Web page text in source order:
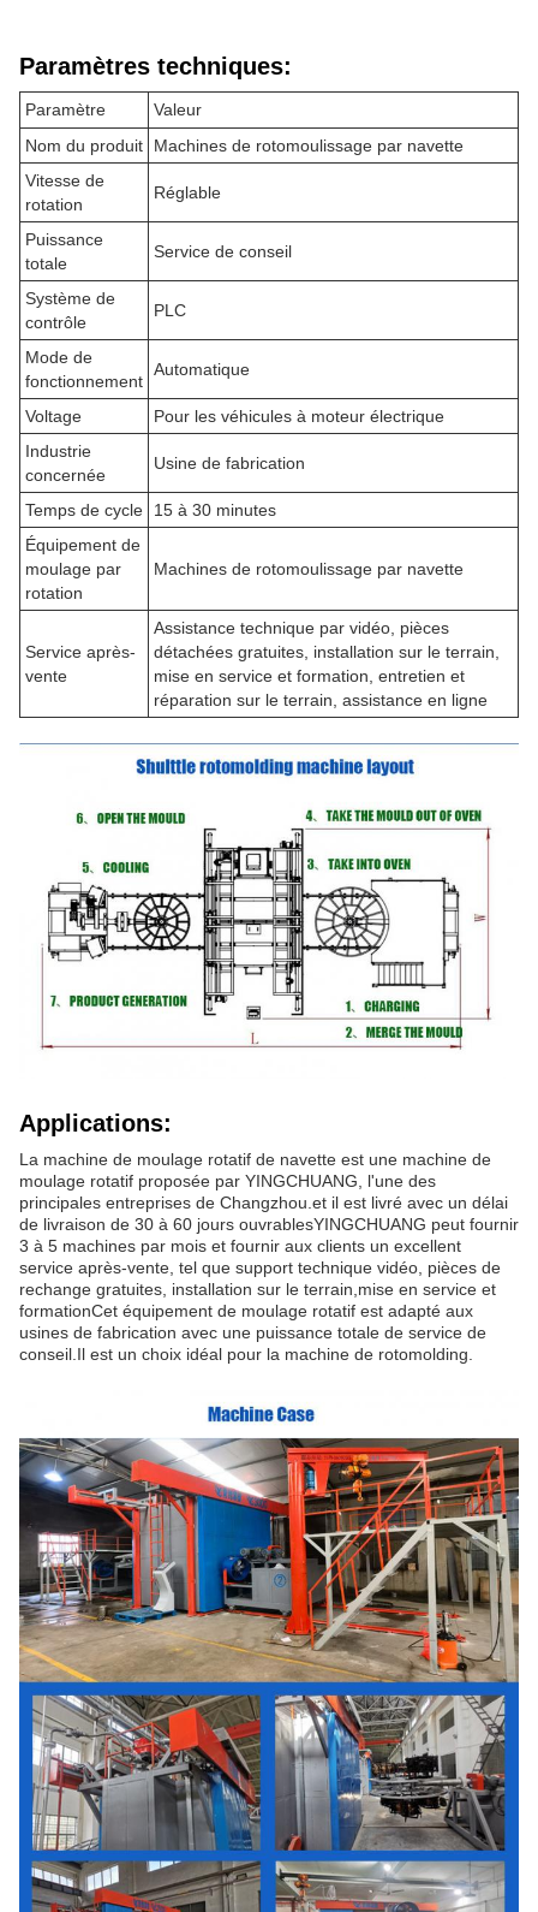
Paramètres techniques:
Paramètre
Valeur
Nom du produit
Machines de rotomoulissage par navette
Vitesse de
rotation
Réglable
Puissance
totale
Service de conseil
Système de
contrôle
PLC
Mode de
fonctionnement
Automatique
Voltage
Pour les véhicules à moteur électrique
Industrie
concernée
Usine de fabrication
Temps de cycle
15 à 30 minutes
Équipement de
moulage par
rotation
Machines de rotomoulissage par navette
Service après-
vente
Assistance technique par vidéo, pièces
détachées gratuites, installation sur le terrain,
mise en service et formation, entretien et
réparation sur le terrain, assistance en ligne
Applications:
La machine de moulage rotatif de navette est une machine de
moulage rotatif proposée par YINGCHUANG, l'une des
principales entreprises de Changzhou.et il est livré avec un délai
de livraison de 30 à 60 jours ouvrablesYINGCHUANG peut fournir
3 à 5 machines par mois et fournir aux clients un excellent
service après-vente, tel que support technique vidéo, pièces de
rechange gratuites, installation sur le terrain,mise en service et
formationCet équipement de moulage rotatif est adapté aux
usines de fabrication avec une puissance totale de service de
conseil.Il est un choix idéal pour la machine de rotomolding.